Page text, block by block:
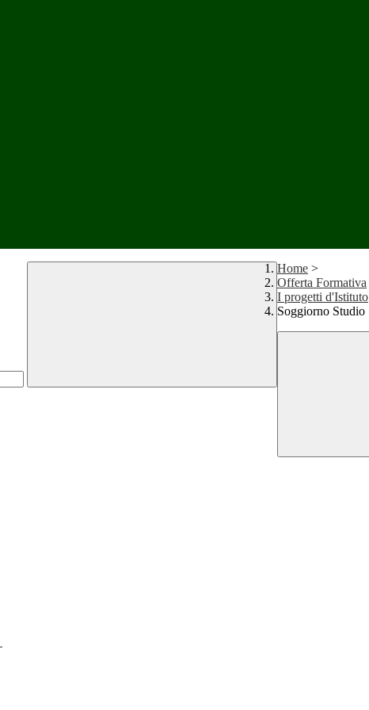
Home >
Offerta Formativa
I progetti d'Istituto
Soggiorno Studio